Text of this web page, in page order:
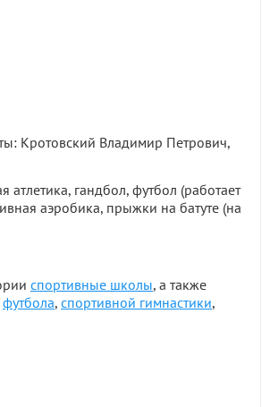
Кротовский Владимир Петрович,
атлетика, гандбол, футбол (работает
аэробика, прыжки на батуте (на
спортивные школы, а также
футбола, спортивной гимнастики,